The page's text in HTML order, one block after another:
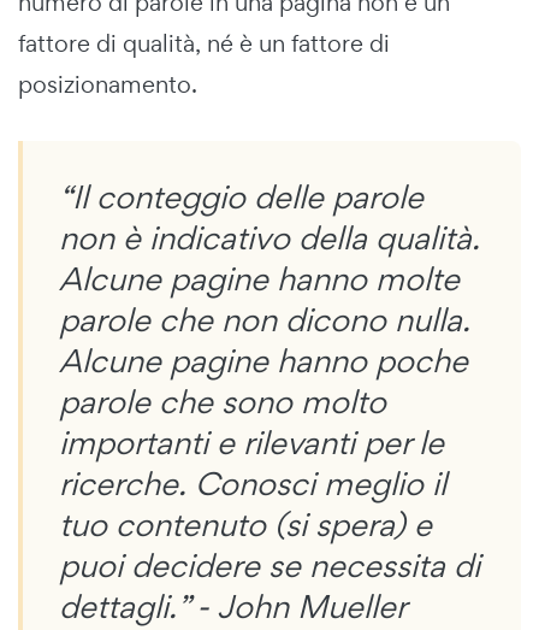
fattore di qualità, né è un fattore di
posizionamento.
“Il conteggio delle parole
non è indicativo della qualità.
Alcune pagine hanno molte
parole che non dicono nulla.
Alcune pagine hanno poche
parole che sono molto
importanti e rilevanti per le
ricerche. Conosci meglio il
tuo contenuto (si spera) e
puoi decidere se necessita di
dettagli.” - John Mueller